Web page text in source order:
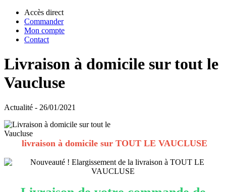
Accès direct
Commander
Mon compte
Contact
Livraison à domicile sur tout le
Vaucluse
Actualité - 26/01/2021
livraison à domicile sur TOUT LE VAUCLUSE